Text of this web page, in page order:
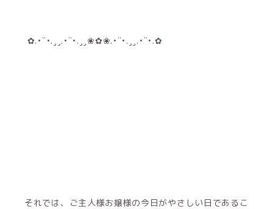
✿.•¨•.¸¸.•¨•.¸¸❀✿❀.•¨•.¸¸.•¨•.✿
それでは、ご主人様お嬢様の今日がやさしい日であるこ